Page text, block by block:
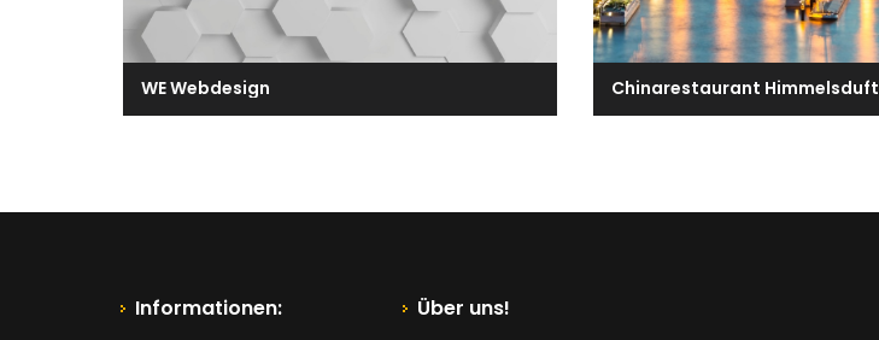
WE Webdesign Chinarestaurant Himmelsduft
Informationen: Über uns!